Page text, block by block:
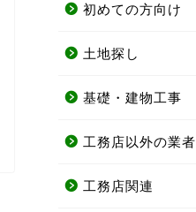
初めての方向け
土地探し
基礎・建物工事
工務店以外の業者
工務店関連